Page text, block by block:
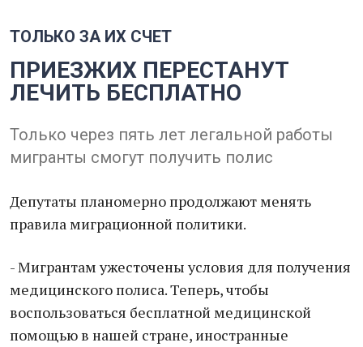
ТОЛЬКО ЗА ИХ СЧЕТ
ПРИЕЗЖИХ ПЕРЕСТАНУТ
ЛЕЧИТЬ БЕСПЛАТНО
Только через пять лет легальной работы
мигранты смогут получить полис
Депутаты планомерно продолжают менять
правила миграционной политики.
- Мигрантам ужесточены условия для получения
медицинского полиса. Теперь, чтобы
воспользоваться бесплатной медицинской
помощью в нашей стране, иностранные